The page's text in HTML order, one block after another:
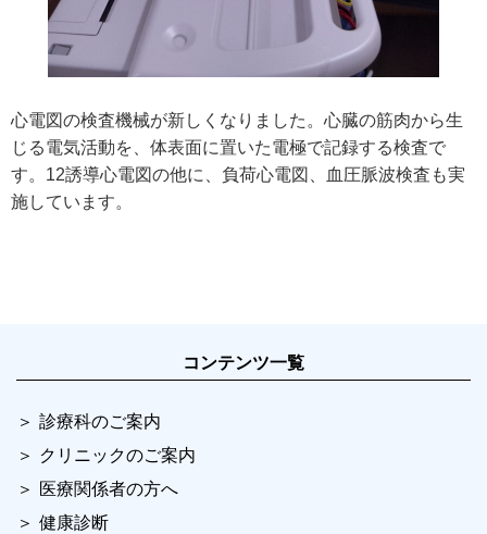
心電図の検査機械が新しくなりました。心臓の筋肉から生
じる電気活動を、体表面に置いた電極で記録する検査で
す。12誘導心電図の他に、負荷心電図、血圧脈波検査も実
施しています。
コンテンツ一覧
診療科のご案内
クリニックのご案内
医療関係者の方へ
健康診断